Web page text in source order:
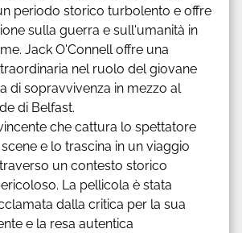
periodo storico turbolento e offre
sulla guerra e sull'umanità in
Jack O'Connell offre una
nel ruolo del giovane
di sopravvivenza in mezzo al
di Belfast.
che cattura lo spettatore
e lo trascina in un viaggio
un contesto storico
La pellicola è stata
dalla critica per la sua
e la resa autentica